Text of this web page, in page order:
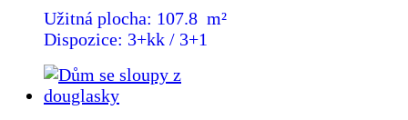
Užitná plocha: 107.8 m²
Dispozice: 3+kk / 3+1